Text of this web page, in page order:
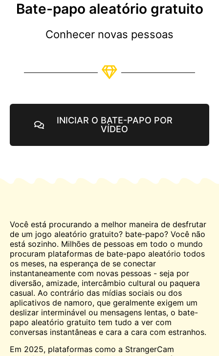
Bate-papo aleatório gratuito
Conhecer novas pessoas
INICIAR O BATE-PAPO POR
VÍDEO
Você está procurando a melhor maneira de desfrutar
de um jogo aleatório gratuito? bate-papo? Você não
está sozinho. Milhões de pessoas em todo o mundo
procuram plataformas de bate-papo aleatório todos
os meses, na esperança de se conectar
instantaneamente com novas pessoas - seja por
diversão, amizade, intercâmbio cultural ou paquera
casual. Ao contrário das mídias sociais ou dos
aplicativos de namoro, que geralmente exigem um
deslizar interminável ou mensagens lentas, o bate-
papo aleatório gratuito tem tudo a ver com
conversas instantâneas e cara a cara com estranhos.
Em 2025, plataformas como a StrangerCam